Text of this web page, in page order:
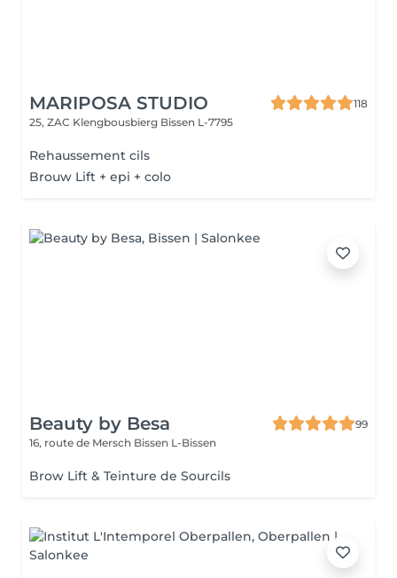
MARIPOSA STUDIO
118
25, ZAC Klengbousbierg Bissen L-7795
Rehaussement cils
Brouw Lift + epi + colo
Beauty by Besa
99
16, route de Mersch Bissen L-Bissen
Brow Lift & Teinture de Sourcils